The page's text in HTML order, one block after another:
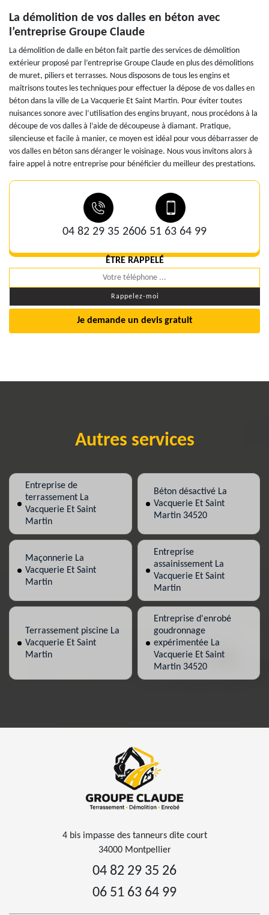
La démolition de vos dalles en béton avec
l’entreprise Groupe Claude
La démolition de dalle en béton fait partie des services de démolition
extérieur proposé par l’entreprise Groupe Claude en plus des démolitions
de muret, piliers et terrasses. Nous disposons de tous les engins et
maîtrisons toutes les techniques pour effectuer la dépose de vos dalles en
béton dans la ville de La Vacquerie Et Saint Martin. Pour éviter toutes
nuisances sonore avec l’utilisation des engins bruyant, nous procédons à la
découpe de vos dalles à l’aide de découpeuse à diamant. Pratique,
silencieuse et facile à manier, ce moyen est idéal pour vous débarrasser de
vos dalles en béton sans déranger le voisinage. Nous vous invitons alors à
faire appel à notre entreprise pour bénéficier du meilleur des prestations.
04 82 29 35 2606 51 63 64 99
ÊTRE RAPPELÉ
Je demande un devis gratuit
Autres services
Entreprise de
terrassement La
Vacquerie Et Saint
Martin
Béton désactivé La
Vacquerie Et Saint
Martin 34520
Maçonnerie La
Vacquerie Et Saint
Martin
Entreprise
assainissement La
Vacquerie Et Saint
Martin
Terrassement piscine La
Vacquerie Et Saint
Martin
Entreprise d'enrobé
goudronnage
expérimentée La
Vacquerie Et Saint
Martin 34520
4 bis impasse des tanneurs dite court
34000 Montpellier
04 82 29 35 26
06 51 63 64 99